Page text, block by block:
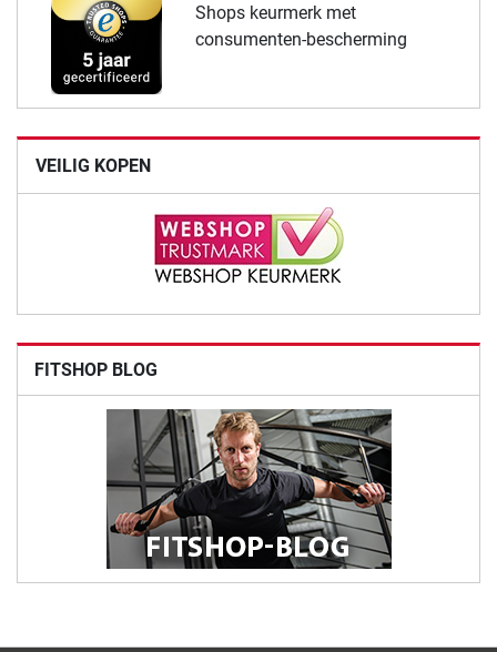
Shops keurmerk met
consumenten-bescherming
VEILIG KOPEN
FITSHOP BLOG